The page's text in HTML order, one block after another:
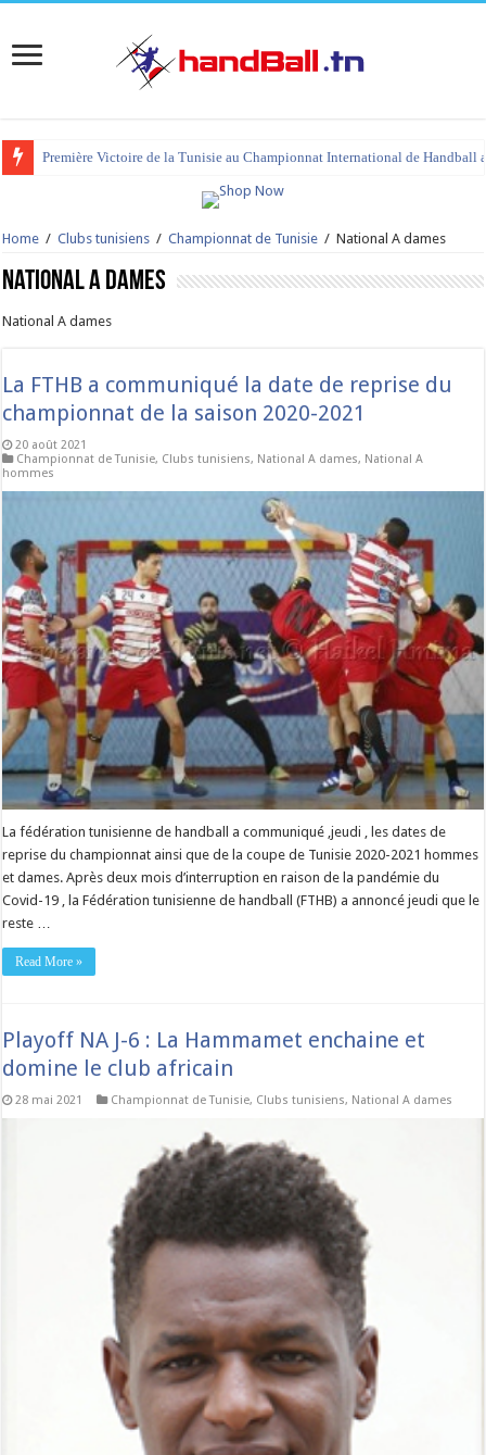
tournoi international Hammamet 2023 : programme et liste des joueurs
Home / Clubs tunisiens / Championnat de Tunisie / National A dames
National A dames
National A dames
La FTHB a communiqué la date de reprise du
championnat de la saison 2020-2021
20 août 2021
Championnat de Tunisie, Clubs tunisiens, National A dames, National A
hommes
La fédération tunisienne de handball a communiqué ,jeudi , les dates de
reprise du championnat ainsi que de la coupe de Tunisie 2020-2021 hommes
et dames. Après deux mois d’interruption en raison de la pandémie du
Covid-19 , la Fédération tunisienne de handball (FTHB) a annoncé jeudi que le
reste …
Read More »
Playoff NA J-6 : La Hammamet enchaine et
domine le club africain
28 mai 2021 Championnat de Tunisie, Clubs tunisiens, National A dames